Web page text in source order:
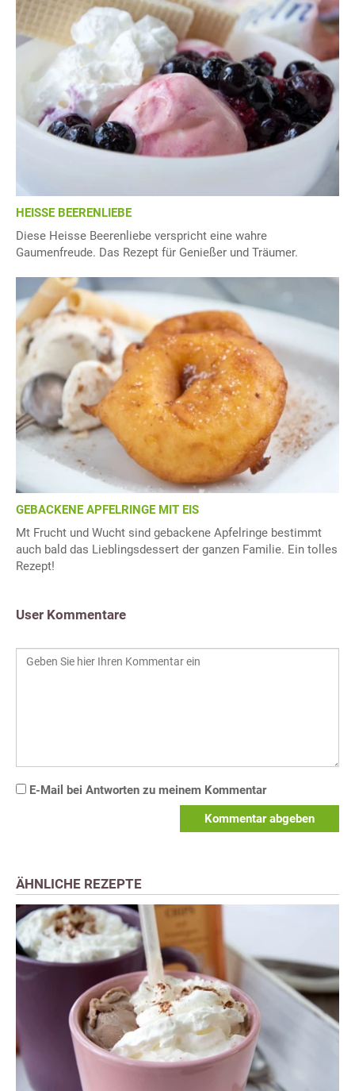
HEISSE BEERENLIEBE
Diese Heisse Beerenliebe verspricht eine wahre
Gaumenfreude. Das Rezept für Genießer und Träumer.
GEBACKENE APFELRINGE MIT EIS
Mt Frucht und Wucht sind gebackene Apfelringe bestimmt
auch bald das Lieblingsdessert der ganzen Familie. Ein tolles
Rezept!
User Kommentare
E-Mail bei Antworten zu meinem Kommentar
Kommentar abgeben
ÄHNLICHE REZEPTE